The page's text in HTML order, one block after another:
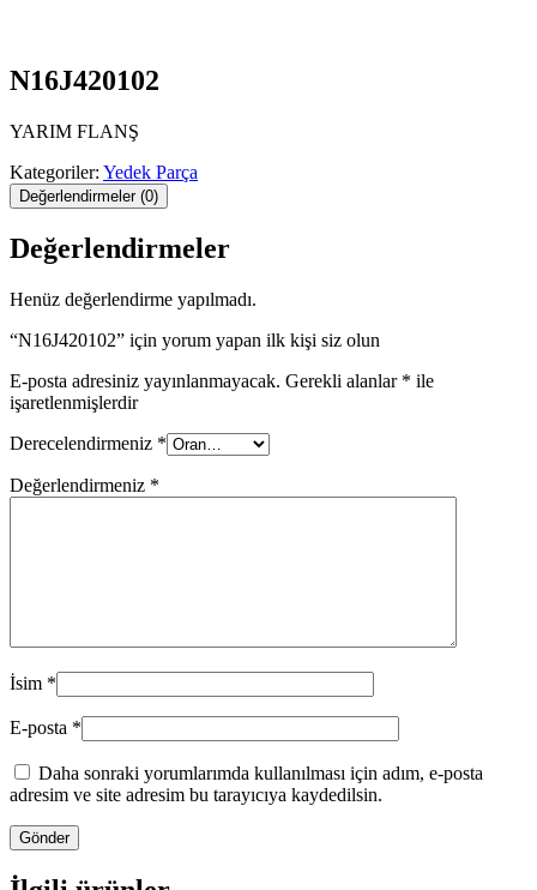
N16J420102
YARIM FLANŞ
Kategoriler: Yedek Parça
Değerlendirmeler (0)
Değerlendirmeler
Henüz değerlendirme yapılmadı.
“N16J420102” için yorum yapan ilk kişi siz olun
E-posta adresiniz yayınlanmayacak. Gerekli alanlar * ile
işaretlenmişlerdir
Derecelendirmeniz *
Değerlendirmeniz *
İsim *
E-posta *
Daha sonraki yorumlarımda kullanılması için adım, e-posta
adresim ve site adresim bu tarayıcıya kaydedilsin.